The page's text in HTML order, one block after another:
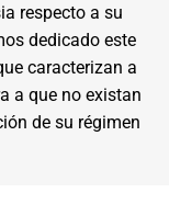
respecto a su
dedicado este
caracterizan a
a que no existan
de su régimen